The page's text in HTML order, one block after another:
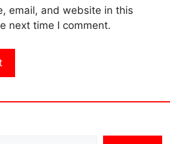
email, and website in this
next time I comment.